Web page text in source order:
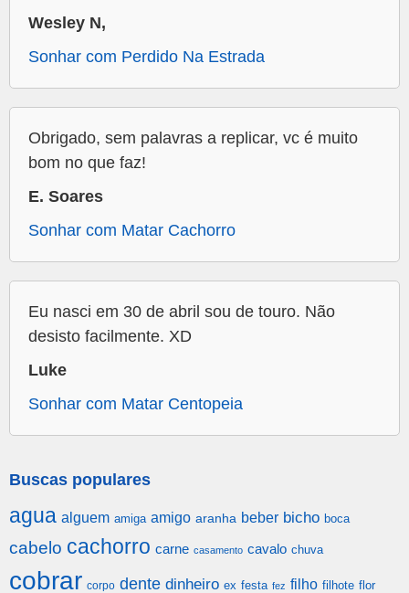
Wesley N,
Sonhar com Perdido Na Estrada
Obrigado, sem palavras a replicar, vc é muito
bom no que faz!
E. Soares
Sonhar com Matar Cachorro
Eu nasci em 30 de abril sou de touro. Não
desisto facilmente. XD
Luke
Sonhar com Matar Centopeia
Buscas populares
agua alguem amiga amigo aranha beber bicho boca
cabelo cachorro carne casamento cavalo chuva
cobrar corpo dente dinheiro ex festa fez filho filhote flor